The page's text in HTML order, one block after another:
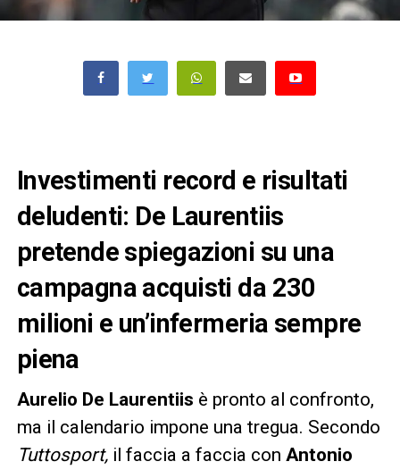
Investimenti record e risultati
deludenti: De Laurentiis
pretende spiegazioni su una
campagna acquisti da 230
milioni e un’infermeria sempre
piena
Aurelio De Laurentiis è pronto al confronto,
ma il calendario impone una tregua. Secondo
Tuttosport,il faccia a faccia con Antonio